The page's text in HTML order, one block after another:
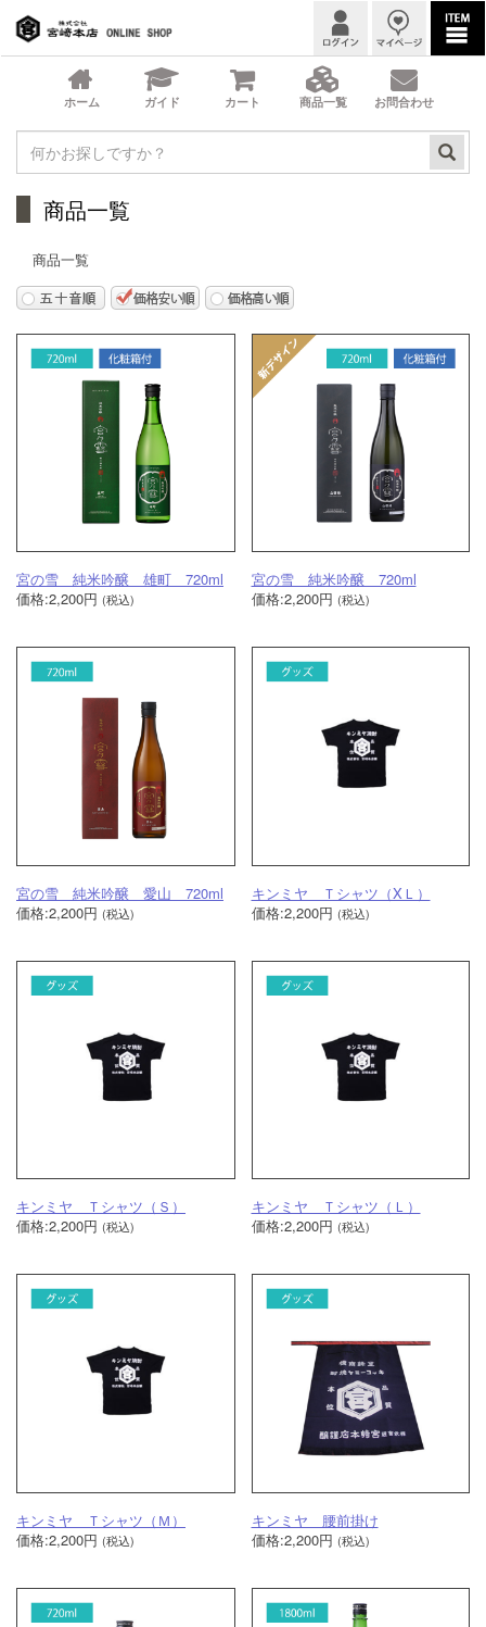
商品一覧
商品一覧
宮の雪 純米吟醸 雄町 720ml
価格:2,200円 (税込)
宮の雪 純米吟醸 720ml
価格:2,200円 (税込)
宮の雪 純米吟醸 愛山 720ml
価格:2,200円 (税込)
キンミヤ Ｔシャツ（XＬ）
価格:2,200円 (税込)
キンミヤ Ｔシャツ（Ｓ）
価格:2,200円 (税込)
キンミヤ Ｔシャツ（Ｌ）
価格:2,200円 (税込)
キンミヤ Ｔシャツ（Ｍ）
価格:2,200円 (税込)
キンミヤ 腰前掛け
価格:2,200円 (税込)